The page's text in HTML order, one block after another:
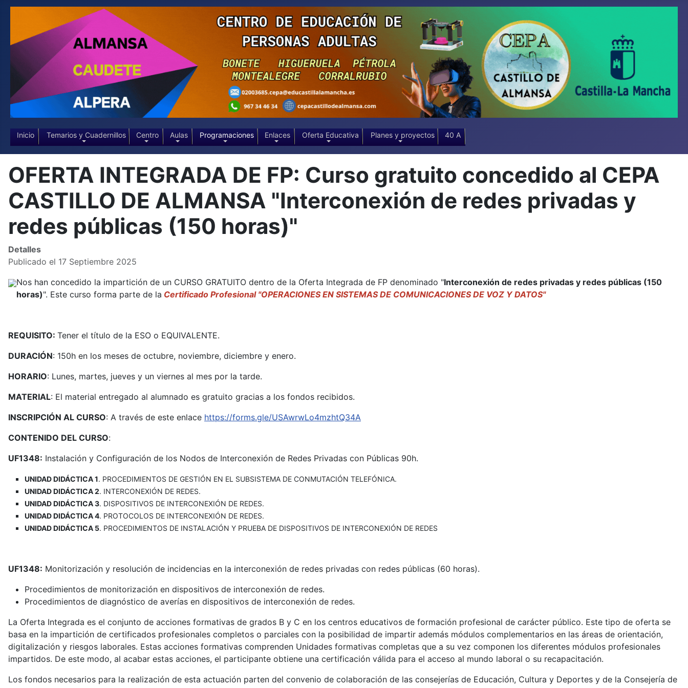
Inicio Temarios y Cuadernillos Centro Aulas Programaciones Enlaces Oferta Educativa Planes y proyectos 40 A
OFERTA INTEGRADA DE FP: Curso gratuito concedido al CEPA
CASTILLO DE ALMANSA "Interconexión de redes privadas y
redes públicas (150 horas)"
Detalles
Publicado el 17 Septiembre 2025
Nos han concedido la impartición de un CURSO GRATUITO dentro de la Oferta Integrada de FP denominado "Interconexión de redes privadas y redes públicas (150
horas)". Este curso forma parte de la Certificado Profesional "OPERACIONES EN SISTEMAS DE COMUNICACIONES DE VOZ Y DATOS"
REQUISITO: Tener el título de la ESO o EQUIVALENTE.
DURACIÓN: 150h en los meses de octubre, noviembre, diciembre y enero.
HORARIO: Lunes, martes, jueves y un viernes al mes por la tarde.
MATERIAL: El material entregado al alumnado es gratuito gracias a los fondos recibidos.
INSCRIPCIÓN AL CURSO: A través de este enlace https://forms.gle/USAwrwLo4mzhtQ34A
CONTENIDO DEL CURSO:
UF1348: Instalación y Configuración de los Nodos de Interconexión de Redes Privadas con Públicas 90h.
UNIDAD DIDÁCTICA 1. PROCEDIMIENTOS DE GESTIÓN EN EL SUBSISTEMA DE CONMUTACIÓN TELEFÓNICA.
UNIDAD DIDÁCTICA 2. INTERCONEXIÓN DE REDES.
UNIDAD DIDÁCTICA 3. DISPOSITIVOS DE INTERCONEXIÓN DE REDES.
UNIDAD DIDÁCTICA 4. PROTOCOLOS DE INTERCONEXIÓN DE REDES.
UNIDAD DIDÁCTICA 5. PROCEDIMIENTOS DE INSTALACIÓN Y PRUEBA DE DISPOSITIVOS DE INTERCONEXIÓN DE REDES
UF1348: Monitorización y resolución de incidencias en la interconexión de redes privadas con redes públicas (60 horas).
Procedimientos de monitorización en dispositivos de interconexión de redes.
Procedimientos de diagnóstico de averías en dispositivos de interconexión de redes.
La Oferta Integrada es el conjunto de acciones formativas de grados B y C en los centros educativos de formación profesional de carácter público. Este tipo de oferta se
basa en la impartición de certificados profesionales completos o parciales con la posibilidad de impartir además módulos complementarios en las áreas de orientación,
digitalización y riesgos laborales. Estas acciones formativas comprenden Unidades formativas completas que a su vez componen los diferentes módulos profesionales
impartidos. De este modo, al acabar estas acciones, el participante obtiene una certificación válida para el acceso al mundo laboral o su recapacitación.
Los fondos necesarios para la realización de esta actuación parten del convenio de colaboración de las consejerías de Educación, Cultura y Deportes y de la Consejería de